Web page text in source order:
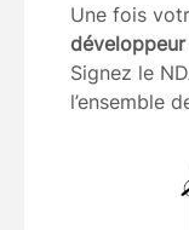
Une fois
Signez le
l’ensemble